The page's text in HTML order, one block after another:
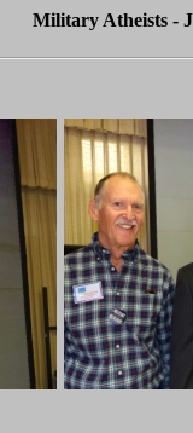
Military Atheists -